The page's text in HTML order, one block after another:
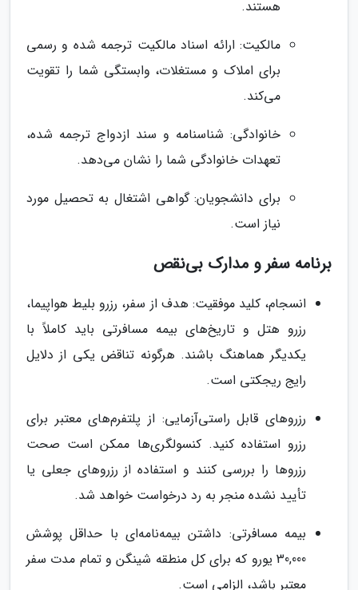
هستند.
مالکیت: ارائه اسناد مالکیت ترجمه شده و رسمی
برای املاک و مستغلات، وابستگی شما را تقویت
می‌کند.
خانوادگی: شناسنامه و سند ازدواج ترجمه شده،
تعهدات خانوادگی شما را نشان می‌دهد.
برای دانشجویان: گواهی اشتغال به تحصیل مورد
نیاز است.
برنامه سفر و مدارک بی‌نقص
انسجام، کلید موفقیت: هدف از سفر، رزرو بلیط هواپیما،
رزرو هتل و تاریخ‌های بیمه مسافرتی باید کاملاً با
یکدیگر هماهنگ باشند. هرگونه تناقض یکی از دلایل
رایج ریجکتی است.
رزروهای قابل راستی‌آزمایی: از پلتفرم‌های معتبر برای
رزرو استفاده کنید. کنسولگری‌ها ممکن است صحت
رزروها را بررسی کنند و استفاده از رزروهای جعلی یا
تأیید نشده منجر به رد درخواست خواهد شد.
بیمه مسافرتی: داشتن بیمه‌نامه‌ای با حداقل پوشش
30,000 یورو که برای کل منطقه شینگن و تمام مدت سفر
معتبر باشد، الزامی است.